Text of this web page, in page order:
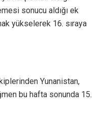
sonucu aldığı ek
yükselerek 16. sıraya
Yunanistan,
bu hafta sonunda 15.